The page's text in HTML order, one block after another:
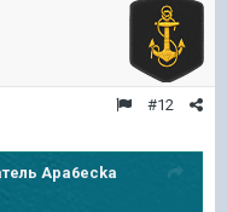
#12
Apa6ecka